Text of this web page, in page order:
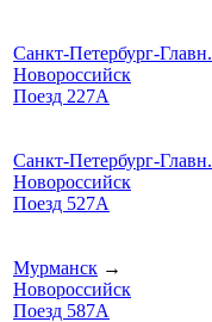
Санкт-Петербург-Главн.
Новороссийск
Поезд 227А
Санкт-Петербург-Главн.
Новороссийск
Поезд 527А
Мурманск →
Новороссийск
Поезд 587А